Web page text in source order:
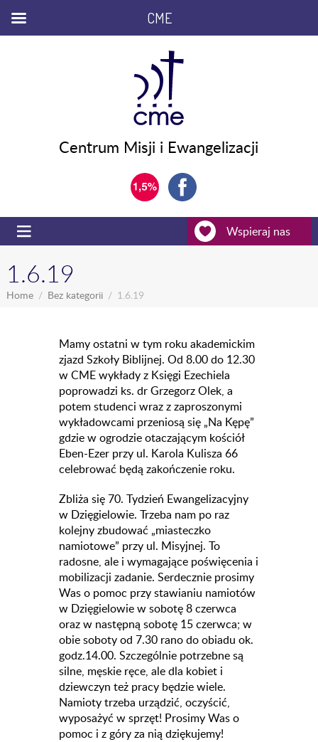
Centrum Misji i Ewangelizacji
Wspieraj nas
1.6.19
Home Bez kategorii 1.6.19
Mamy ostatni w tym roku akademickim
zjazd Szkoły Biblijnej. Od 8.00 do 12.30
w CME wykłady z Księgi Ezechiela
poprowadzi ks. dr Grzegorz Olek, a
potem studenci wraz z zaproszonymi
wykładowcami przeniosą się „Na Kępę”
gdzie w ogrodzie otaczającym kościół
Eben-Ezer przy ul. Karola Kulisza 66
celebrować będą zakończenie roku.
Zbliża się 70. Tydzień Ewangelizacyjny
w Dzięgielowie. Trzeba nam po raz
kolejny zbudować „miasteczko
namiotowe” przy ul. Misyjnej. To
radosne, ale i wymagające poświęcenia i
mobilizacji zadanie. Serdecznie prosimy
Was o pomoc przy stawianiu namiotów
w Dzięgielowie w sobotę 8 czerwca
oraz w następną sobotę 15 czerwca; w
obie soboty od 7.30 rano do obiadu ok.
godz.14.00. Szczególnie potrzebne są
silne, męskie ręce, ale dla kobiet i
dziewczyn też pracy będzie wiele.
Namioty trzeba urządzić, oczyścić,
wyposażyć w sprzęt! Prosimy Was o
pomoc i z góry za nią dziękujemy!
CME